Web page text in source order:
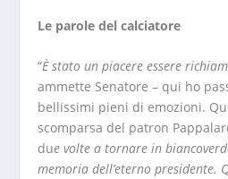
Le parole del calciatore
“È stato un piacere essere
ammette Senatore – qui ho
bellissimi pieni di emozioni.
scomparsa del patron
due volte a tornare in
memoria dell’eterno presidente.